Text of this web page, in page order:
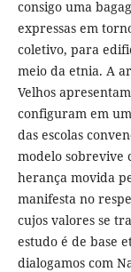
consigo uma
expressas em
coletivo, para
meio da etnia. A
Velhos
configuram em
das escolas
modelo sobrevive
herança movida
manifesta no
cujos valores se
estudo é de base
dialogamos com